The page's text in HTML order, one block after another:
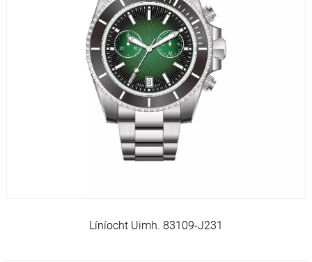
Líníocht Uimh. 83109-J231